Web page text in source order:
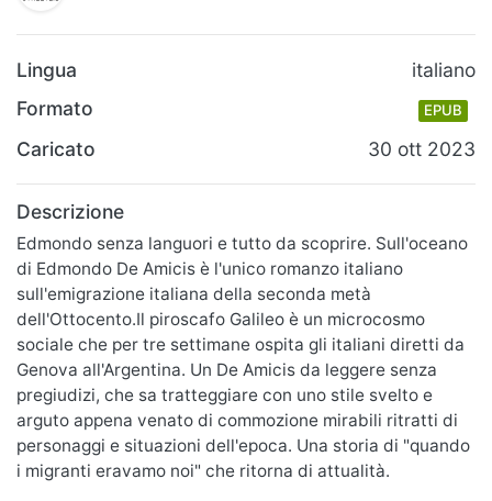
Lingua
italiano
Formato
EPUB
Caricato 30 ott 2023
Descrizione
Edmondo senza languori e tutto da scoprire. Sull'oceano
di Edmondo De Amicis è l'unico romanzo italiano
sull'emigrazione italiana della seconda metà
dell'Ottocento.Il piroscafo Galileo è un microcosmo
sociale che per tre settimane ospita gli italiani diretti da
Genova all'Argentina. Un De Amicis da leggere senza
pregiudizi, che sa tratteggiare con uno stile svelto e
arguto appena venato di commozione mirabili ritratti di
personaggi e situazioni dell'epoca. Una storia di "quando
i migranti eravamo noi" che ritorna di attualità.